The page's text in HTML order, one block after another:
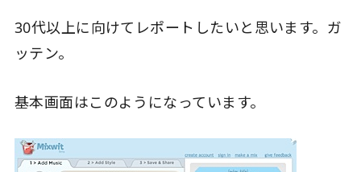
30代以上に向けてレポートしたいと思います。ガ
ッテン。
基本画面はこのようになっています。